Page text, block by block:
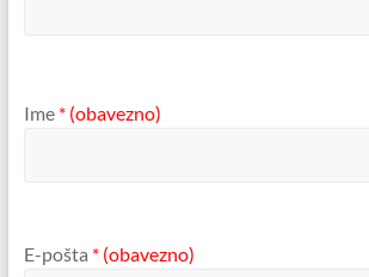
Ime * (obavezno)
E-pošta * (obavezno)